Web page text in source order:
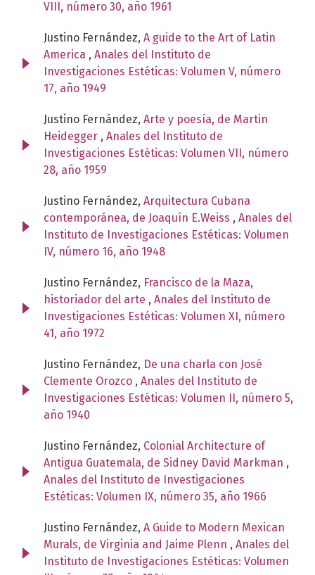
VIII, número 30, año 1961
Justino Fernández, A guide to the Art of Latin
America , Anales del Instituto de
Investigaciones Estéticas: Volumen V, número
17, año 1949
Justino Fernández, Arte y poesía, de Martin
Heidegger , Anales del Instituto de
Investigaciones Estéticas: Volumen VII, número
28, año 1959
Justino Fernández, Arquitectura Cubana
contemporánea, de Joaquín E.Weiss , Anales del
Instituto de Investigaciones Estéticas: Volumen
IV, número 16, año 1948
Justino Fernández, Francisco de la Maza,
historiador del arte , Anales del Instituto de
Investigaciones Estéticas: Volumen XI, número
41, año 1972
Justino Fernández, De una charla con José
Clemente Orozco , Anales del Instituto de
Investigaciones Estéticas: Volumen II, número 5,
año 1940
Justino Fernández, Colonial Architecture of
Antigua Guatemala, de Sidney David Markman ,
Anales del Instituto de Investigaciones
Estéticas: Volumen IX, número 35, año 1966
Justino Fernández, A Guide to Modern Mexican
Murals, de Virginia and Jaime Plenn , Anales del
Instituto de Investigaciones Estéticas: Volumen